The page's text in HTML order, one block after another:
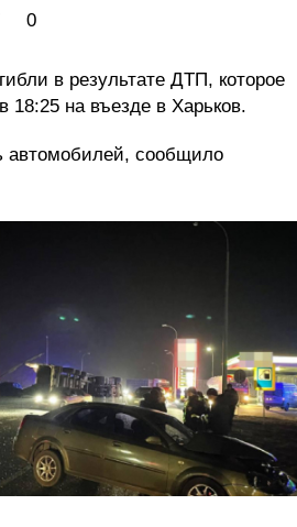
0
в результате ДТП, которое
18:25 на въезде в Харьков.
автомобилей, сообщило